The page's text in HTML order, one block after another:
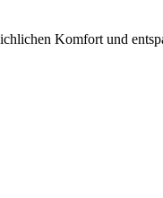
Komfort und